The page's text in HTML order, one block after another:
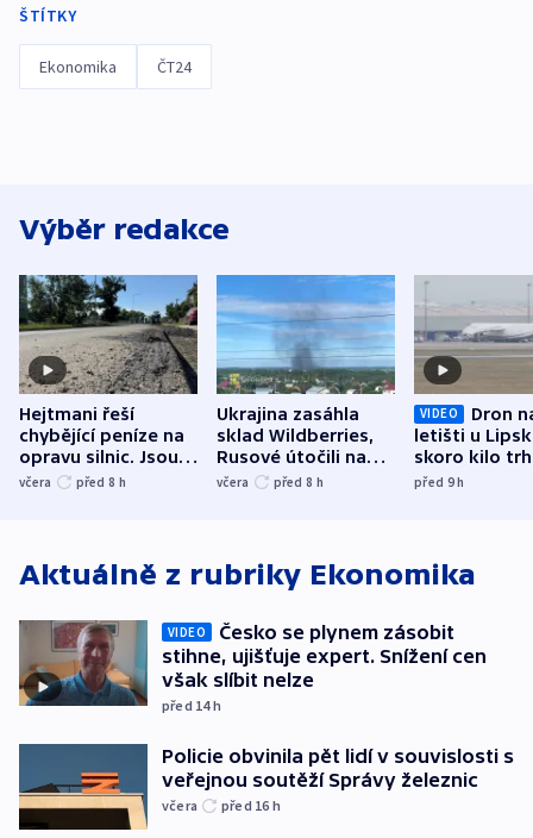
ŠTÍTKY
Ekonomika ČT24
Výběr redakce
Hejtmani řeší
chybějící peníze na
opravu silnic. Jsou
nenárokové, namítá
včera před 8 h
Ukrajina zasáhla
sklad Wildberries,
Rusové útočili na
trh, hasiče či
včera před 8 h
VIDEO
Dron
letišti u
skoro kilo
indicie
před 9h
Aktuálně z rubriky Ekonomika
VIDEO
Česko se plynem zásobit
stihne, ujišťuje expert. Snížení cen
však slíbit nelze
před 14h
Policie obvinila pět lidí v souvislosti s
veřejnou soutěží Správy železnic
včera před 16 h